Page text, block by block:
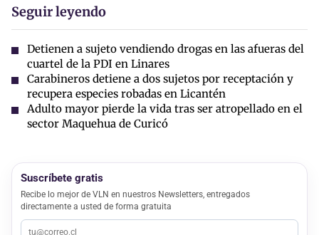
Seguir leyendo
Detienen a sujeto vendiendo drogas en las afueras del
cuartel de la PDI en Linares
Carabineros detiene a dos sujetos por receptación y
recupera especies robadas en Licantén
Adulto mayor pierde la vida tras ser atropellado en el
sector Maquehua de Curicó
Suscríbete gratis
Recibe lo mejor de VLN en nuestros Newsletters, entregados
directamente a usted de forma gratuita